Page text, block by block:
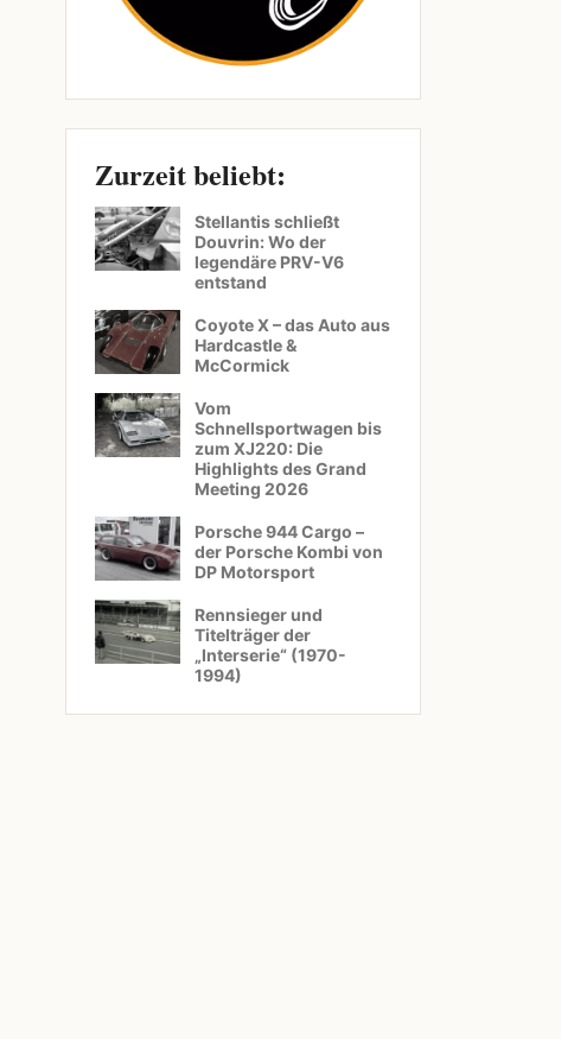
Zurzeit beliebt:
Stellantis schließt
Douvrin: Wo der
legendäre PRV-V6
entstand
Coyote X – das Auto aus
Hardcastle &
McCormick
Vom
Schnellsportwagen bis
zum XJ220: Die
Highlights des Grand
Meeting 2026
Porsche 944 Cargo –
der Porsche Kombi von
DP Motorsport
Rennsieger und
Titelträger der
„Interserie“ (1970-
1994)